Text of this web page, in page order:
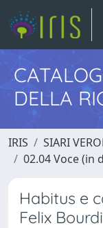
DELLA
IRIS SIARI
02.04 Voce (in
Habitus e
Felix